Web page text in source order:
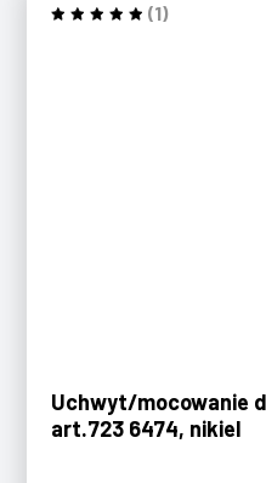
(1)
Uchwyt/mocowanie
art.723 6474, nikiel